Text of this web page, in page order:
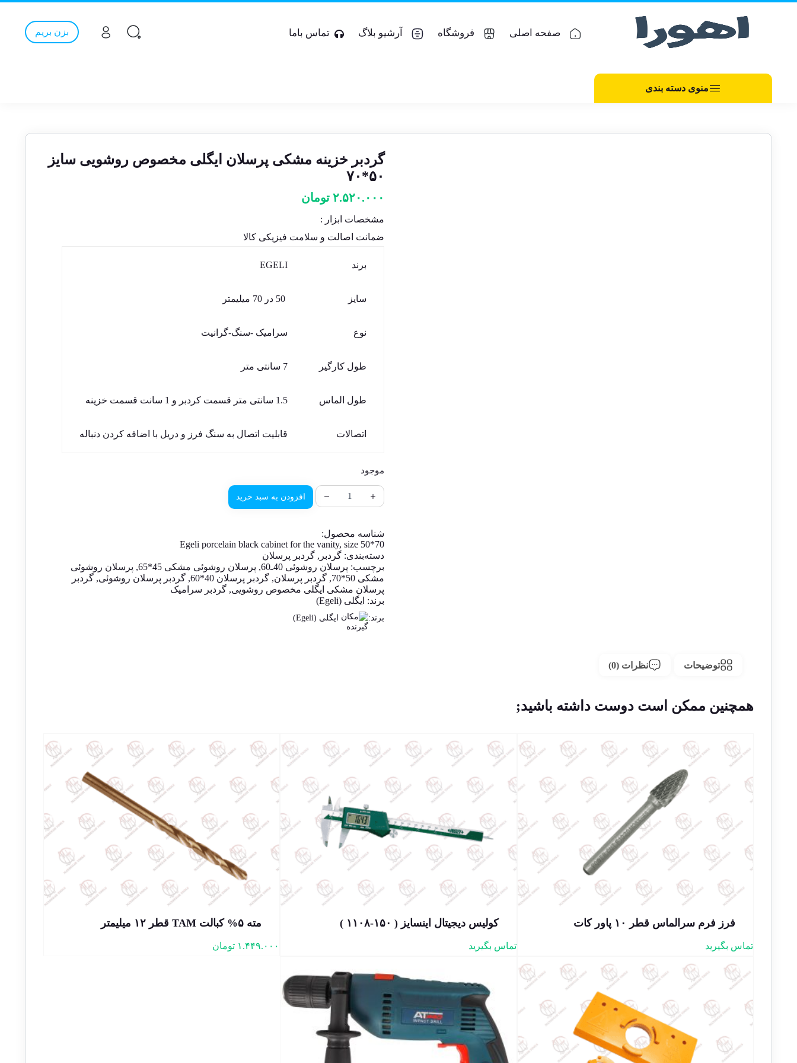
صفحه اصلی فروشگاه آرشیو بلاگ تماس باما بزن بریم
منوی دسته بندی
گردبر خزینه مشکی پرسلان ایگلی مخصوص روشویی سایز
۵۰*۷۰
۲.۵۲۰.۰۰۰ تومان
مشخصات ابزار :
ضمانت اصالت و سلامت فیزیکی کالا
برند EGELI
سایز
نوع سرامیک -سنگ-گرانیت
طول کارگیر 7 سانتی متر
طول الماس 1.5 سانتی متر قسمت کردبر و 1 سانت قسمت خزینه
اتصالات قابلیت اتصال به سنگ فرز و دریل با اضافه کردن دنباله
موجود
افزودن به سبد خرید
شناسه محصول:
Egeli porcelain black cabinet for the vanity, size 50*70
دسته‌بندی: گردبر , گردبر پرسلان
برچسب: پرسلان روشوئی 40ـ60 , پرسلان روشوئی مشکی 45*65 , پرسلان روشوئی
مشکی 50*70
, گردبر پرسلان, گردبر پرسلان 40*60 , گردبر پرسلان روشوئی, گردبر
پرسلان مشکی ایگلی مخصوص روشویی, گردبر سرامیک
برند: ایگلی (Egeli)
برند: ایگلی (Egeli)
توضیحات نظرات (0)
همچنین ممکن است دوست داشته باشید;
فرز فرم سرالماس قطر ۱۰ پاور کات
تماس بگیرید
کولیس دیجیتال اینسایز ( ۱۵۰-۱۱۰۸ )
تماس بگیرید
مته ۵% کبالت TAM قطر ۱۲ میلیمتر
۱.۴۴۹.۰۰۰ تومان